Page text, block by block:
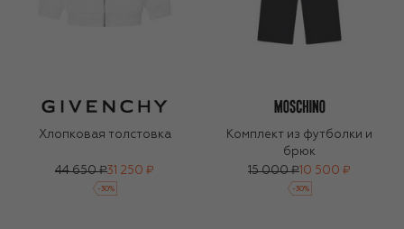
Хлопковая толстовка
44 650 ₽31 250 ₽
-30%
Комплект из футболки и
брюк
15 000 ₽ 10 500 ₽
-30%